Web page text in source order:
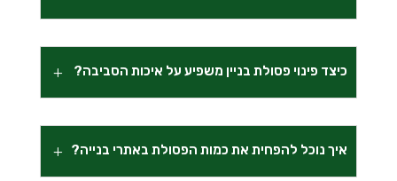
כיצד פינוי פסולת בניין משפיע על איכות הסביבה?
איך נוכל להפחית את כמות הפסולת באתרי בנייה?